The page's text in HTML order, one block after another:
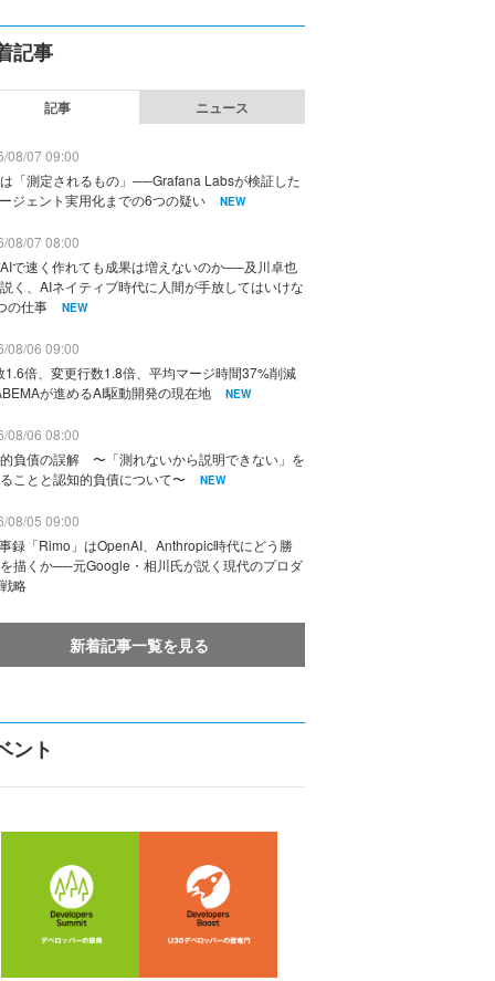
記事
記事 ニュース
08/07 09:00
「測定されるもの」──Grafana Labsが検証した
ジェント実用化までの6つの疑い
NEW
08/07 08:00
で速く作れても成果は増えないのか──及川卓也
く、AIネイティブ時代に人間が手放してはいけな
の仕事
NEW
08/06 09:00
1.6倍、変更行数1.8倍、平均マージ時間37%削減
が進めるAI駆動開発の現在地
NEW
08/06 08:00
負債の誤解 〜「測れないから説明できない」を
ことと認知的負債について〜
NEW
08/05 09:00
録「Rimo」はOpenAI、Anthropic時代にどう勝
描くか──元Google・相川氏が説く現代のプロダ
略
新着記事一覧を見る
ント